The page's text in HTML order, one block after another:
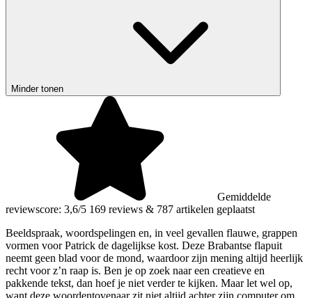
Minder tonen
Gemiddelde
reviewscore: 3,6/5 169 reviews & 787 artikelen geplaatst
Beeldspraak, woordspelingen en, in veel gevallen flauwe, grappen
vormen voor Patrick de dagelijkse kost. Deze Brabantse flapuit
neemt geen blad voor de mond, waardoor zijn mening altijd heerlijk
recht voor z’n raap is. Ben je op zoek naar een creatieve en
pakkende tekst, dan hoef je niet verder te kijken. Maar let wel op,
want deze woordentovenaar zit niet altijd achter zijn computer om